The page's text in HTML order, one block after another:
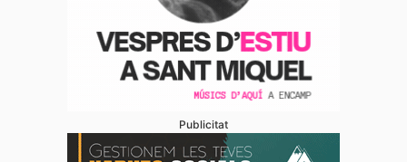
Publicitat